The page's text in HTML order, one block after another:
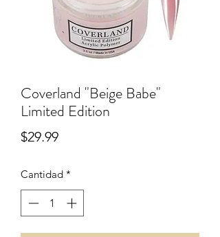
Coverland "Beige Babe"
Limited Edition
$29.99Precio
Cantidad *